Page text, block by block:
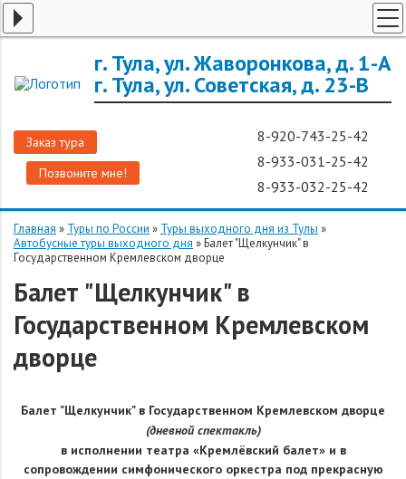
г. Тула, ул. Жаворонкова, д. 1-А
г. Тула, ул. Советская, д. 23-В
Заказ тура
Позвоните мне!
8-920-743-25-42
8-933-031-25-42
8-933-032-25-42
ЗАРУБЕЖНЫЕ ТУРЫ
О КОМПАНИИ
Главная » Туры по России » Туры выходного дня из Тулы »
Автобусные туры выходного дня »Балет "Щелкунчик" в
Государственном Кремлевском дворце
Балет "Щелкунчик" в
Государственном Кремлевском
дворце
Балет "Щелкунчик" в Государственном Кремлевском дворце
(дневной спектакль)
в исполнении театра «Кремлёвский балет» и в
сопровождении симфонического оркестра под прекрасную